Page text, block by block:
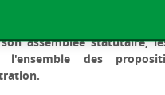
assemblée statutaire,
l'ensemble des